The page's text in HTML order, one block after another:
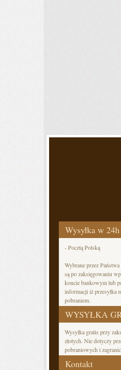
Wysyłka w 24h
- Pocztą Polską
Wybrane przez
są po zaksięgowaniu
koncie bankowym lub
informacji iż przesyłka
pobraniem.
WYSYŁKA
Wysyłka gratis przy
złotych. Nie dotyczy
pobraniowych i
Kontakt